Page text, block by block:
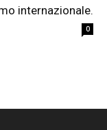
internazionale.
0